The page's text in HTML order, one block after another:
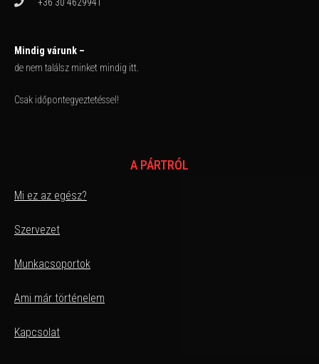
Mindig várunk –
de nem találsz minket mindig itt.
Csak időpontegyeztetéssel!
A PÁRTRÓL
Mi ez az egész?
Szervezet
Munkacsoportok
Ami már történelem
Kapcsolat